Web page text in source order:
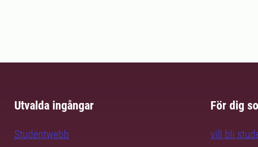
Utvalda ingångar
Studentwebb
För dig
vill bli